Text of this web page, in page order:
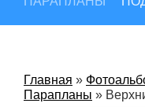
Главная »
Парапланы »